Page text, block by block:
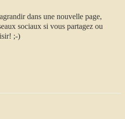
dans une nouvelle page,
sociaux si vous partagez ou
;-)